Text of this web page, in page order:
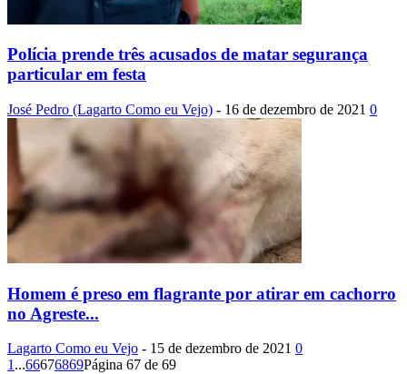
Polícia prende três acusados de matar segurança
particular em festa
José Pedro (Lagarto Como eu Vejo) - 16 de dezembro de 2021 0
Homem é preso em flagrante por atirar em cachorro
no Agreste...
Lagarto Como eu Vejo - 15 de dezembro de 2021 0
1...66676869Página 67 de 69